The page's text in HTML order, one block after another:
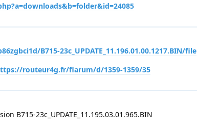
B715-23c_UPDATE_11.196.01.00.1217.BIN/file
routeur4g.fr/flarum/d/1359-1359/35
B715-23c_UPDATE_11.195.03.01.965.BIN